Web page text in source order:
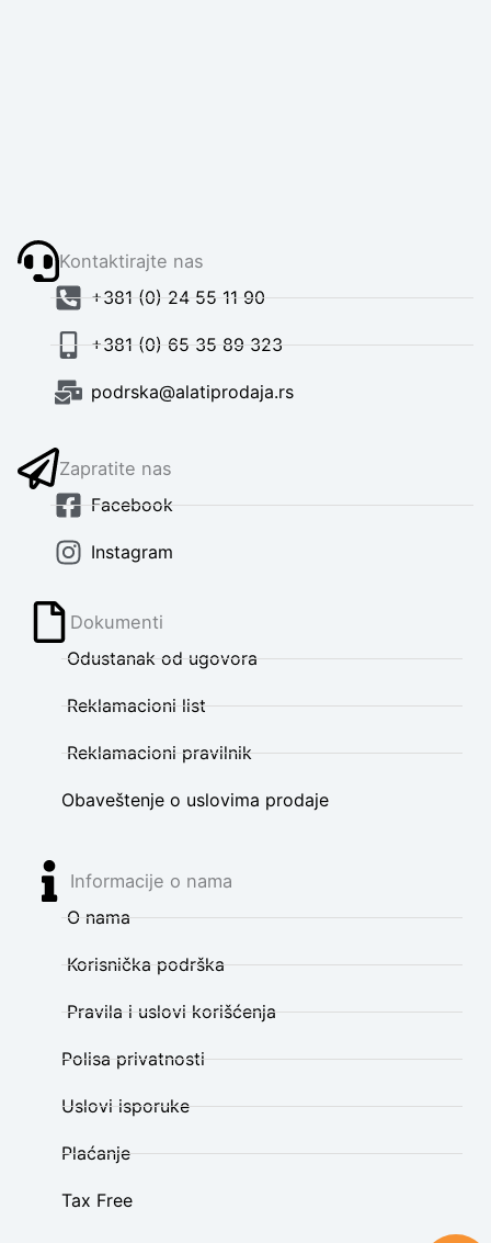
Kontaktirajte nas
+381 (0) 24 55 11 90
+381 (0) 65 35 89 323
podrska@alatiprodaja.rs
Zapratite nas
Facebook
Instagram
Dokumenti
Odustanak od ugovora
Reklamacioni list
Reklamacioni pravilnik
Obaveštenje o uslovima prodaje
Informacije o nama
O nama
Korisnička podrška
Pravila i uslovi korišćenja
Polisa privatnosti
Uslovi isporuke
Plaćanje
Tax Free